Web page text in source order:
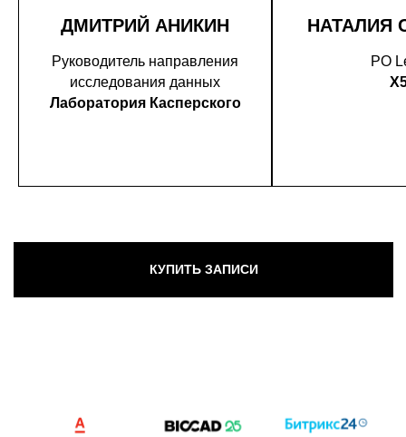
ДМИТРИЙ АНИКИН
Руководитель направления
исследования данных
Лаборатория Касперского
НАТАЛИЯ
PO